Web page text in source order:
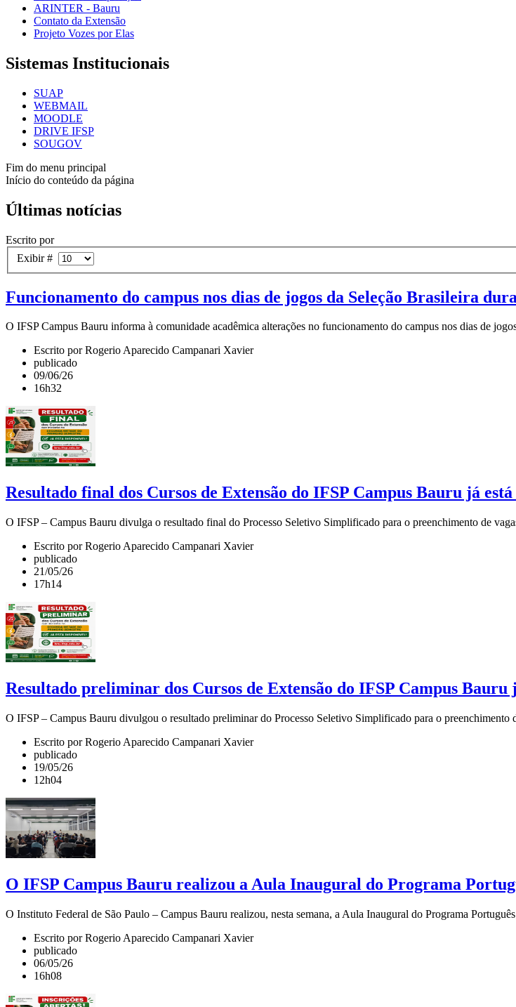
ARINTER - Bauru
Contato da Extensão
Projeto Vozes por Elas
Sistemas Institucionais
SUAP
WEBMAIL
MOODLE
DRIVE IFSP
SOUGOV
Fim do menu principal
Início do conteúdo da página
Últimas notícias
Escrito por
Exibir #
Funcionamento do campus nos dias de jogos da Seleção Brasileira
O IFSP Campus Bauru informa à comunidade acadêmica alterações no funcionamento do campus nos dias de
Escrito por Rogerio Aparecido Campanari Xavier
publicado
09/06/26
16h32
Resultado final dos Cursos de Extensão do IFSP Campus Bauru já
O IFSP – Campus Bauru divulga o resultado final do Processo Seletivo Simplificado para o preenchimento de
Escrito por Rogerio Aparecido Campanari Xavier
publicado
21/05/26
17h14
Resultado preliminar dos Cursos de Extensão do IFSP Campus Bauru
O IFSP – Campus Bauru divulgou o resultado preliminar do Processo Seletivo Simplificado para o preenchimento
Escrito por Rogerio Aparecido Campanari Xavier
publicado
19/05/26
12h04
O IFSP Campus Bauru realizou a Aula Inaugural do Programa
O Instituto Federal de São Paulo – Campus Bauru realizou, nesta semana, a Aula Inaugural do Programa
Escrito por Rogerio Aparecido Campanari Xavier
publicado
06/05/26
16h08